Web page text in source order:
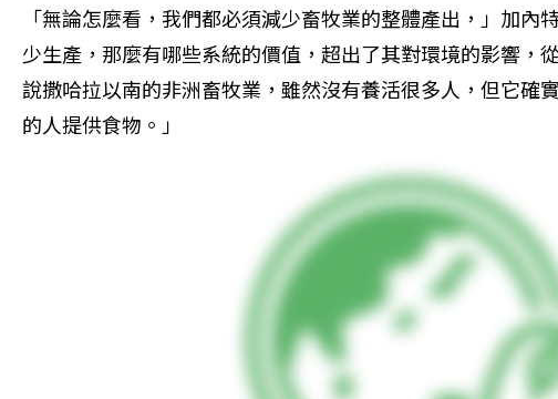
「無論怎麼看，我們都必須減少畜牧業的整體產出，」加內
少生產，那麼有哪些系統的價值，超出了其對環境的影響，
說撒哈拉以南的非洲畜牧業，雖然沒有養活很多人，但它確
的人提供食物。」